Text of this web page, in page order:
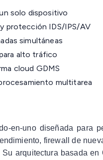
solo dispositivo
protección IDS/IPS/AV
simultáneas
alto tráfico
cloud GDMS
multitarea
en-uno diseñada para
firewall de
arquitectura basada